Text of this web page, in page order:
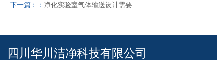
下一篇：
四川华川洁净科技有限公司